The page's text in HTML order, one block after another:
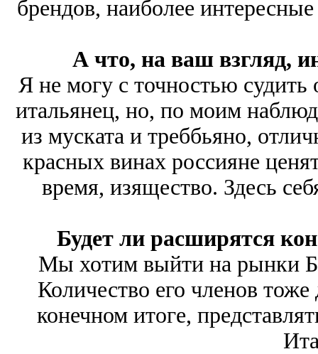
брендов, наиболее
А что, на ваш взгляд,
Я не могу с точностью судить
итальянец, но, по моим
из муската и треббьяно,
красных винах россияне
время, изящество. Здесь
Будет ли расширятся
Мы хотим выйти на рынки
Количество его членов
конечном итоге,